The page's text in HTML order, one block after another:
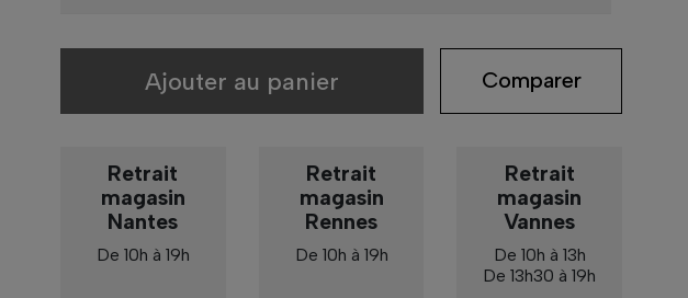
Ajouter au panier Comparer
Retrait
magasin
Nantes
De 10h à 19h
Retrait
magasin
Rennes
De 10h à 19h
Retrait
magasin
Vannes
De 10h à 13h
De 13h30 à 19h